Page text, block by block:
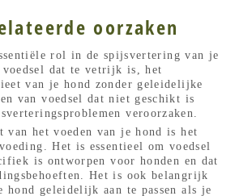
oorzaken
rol in de spijsvertering van je
voedsel dat te vetrijk is, het
van je hond zonder geleidelijke
van voedsel dat niet geschikt is
veroorzaken.
van het voeden van je hond is het
Het is essentieel om voedsel
is ontworpen voor honden en dat
Het is ook belangrijk
hond geleidelijk aan te passen als je